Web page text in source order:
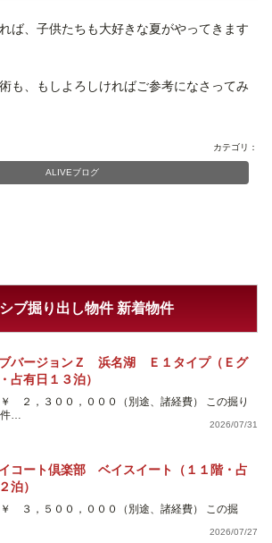
ば、子供たちも大好きな夏がやってきます
も、もしよろしければご参考になさってみ
カテゴリ：
ALIVEブログ
ブ掘り出し物件 新着物件
バージョンＺ 浜名湖 Ｅ１タイプ（Ｅグ
占有日１３泊）
２，３００，０００（別途、諸経費） この掘り
件…
2026/07/31
コート倶楽部 ベイスイート（１１階・占
泊）
３，５００，０００（別途、諸経費） この掘
2026/07/27